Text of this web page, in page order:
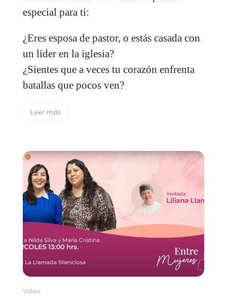
especial para ti:
¿Eres esposa de pastor, o estás casada con
un líder en la iglesia?
¿Sientes que a veces tu corazón enfrenta
batallas que pocos ven?
Leer más
Video